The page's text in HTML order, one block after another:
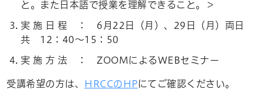
と。また日本語で授業を理解できること。＞
実 施 日 程 ： 6月22日（月）、29日（月）両日
共 12：40～15：50
実 施 方 法 ： ZOOMによるWEBセミナー
受講希望の方は、 HRCCのHPにてご確認ください。